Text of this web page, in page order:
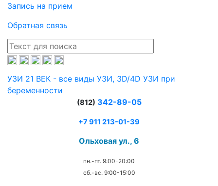
Запись на прием
Обратная связь
УЗИ 21 ВЕК - все виды УЗИ, 3D/4D УЗИ при
беременности
(812) 342-89-05
+7 911 213-01-39
Ольховая ул., 6
пн.-пт. 9:00-20:00
сб.-вс. 9:00-15:00